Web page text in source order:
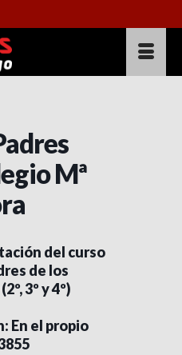
Mª
del curso
de los
3º y 4º)
En el propio